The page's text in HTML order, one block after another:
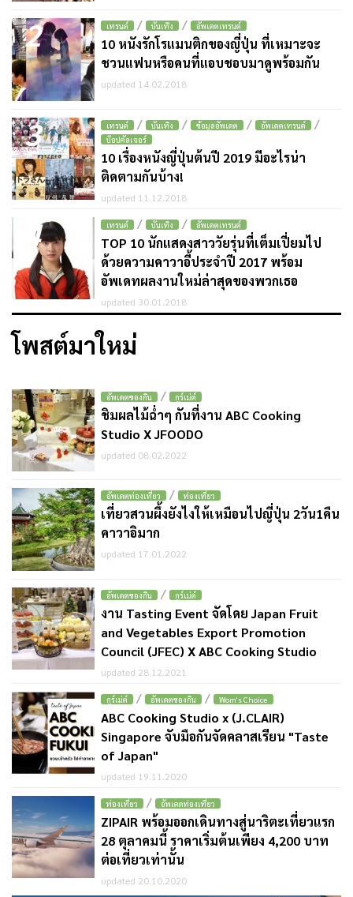
2 เทรนด์ / บันเทิง / อัพเดตเทรนด์
10 หนังรักโรแมนติกของญี่ปุ่น ที่เหมาะจะ
ชวนแฟนหรือคนที่แอบชอบมาดูพร้อมกัน
updated 14.02.2018
3 เทรนด์ / บันเทิง / ข้อมูลอัพเดต / อัพเดตเทรนด์ /
ป๊อปคัลเจอร์
10 เรื่องหนังญี่ปุ่นต้นปี 2019 มีอะไรน่า
ติดตามกันบ้าง!
updated 11.12.2018
4 เทรนด์ / บันเทิง / อัพเดตเทรนด์
TOP 10 นักแสดงสาววัยรุ่นที่เต็มเปี่ยมไป
ด้วยความคาวาอี้ประจำปี 2017 พร้อม
อัพเดทผลงานใหม่ล่าสุดของพวกเธอ
updated 30.01.2018
โพสต์มาใหม่
อัพเดตของกิน / กูร์เม่ต์
ชิมผลไม้ฉ่ำๆ กันที่งาน ABC Cooking
Studio X JFOODO
updated 08.02.2022
อัพเดตท่องเที่ยว / ท่องเที่ยว
เที่ยวสวนผึ้งยังไงให้เหมือนไปญี่ปุ่น 2วัน1คืน
คาวาอิมาก
updated 17.01.2022
อัพเดตของกิน / กูร์เม่ต์
งาน Tasting Event จัดโดย Japan Fruit
and Vegetables Export Promotion
Council (JFEC) X ABC Cooking Studio
updated 28.12.2021
กูร์เม่ต์ / อัพเดตของกิน / Wom's Choice
ABC Cooking Studio x (J.CLAIR)
Singapore จับมือกันจัดคลาสเรียน "Taste
of Japan"
updated 19.11.2020
ท่องเที่ยว / อัพเดตท่องเที่ยว
ZIPAIR พร้อมออกเดินทางสู่นาริตะเที่ยวแรก
28 ตุลาคมนี้ ราคาเริ่มต้นเพียง 4,200 บาท
ต่อเที่ยวเท่านั้น
updated 20.10.2020